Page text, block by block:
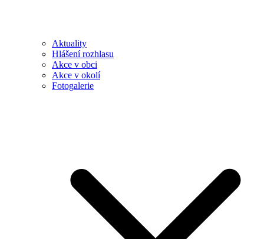
Aktuality
Hlášení rozhlasu
Akce v obci
Akce v okolí
Fotogalerie